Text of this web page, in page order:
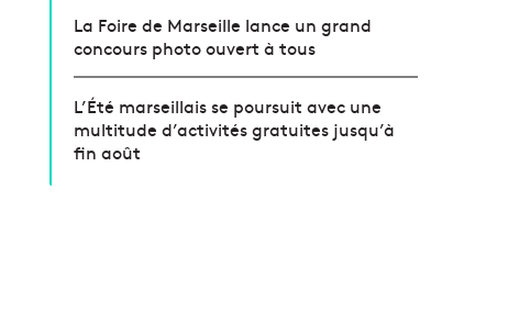
La Foire de Marseille lance un grand
concours photo ouvert à tous
L’Été marseillais se poursuit avec une
multitude d’activités gratuites jusqu’à
fin août